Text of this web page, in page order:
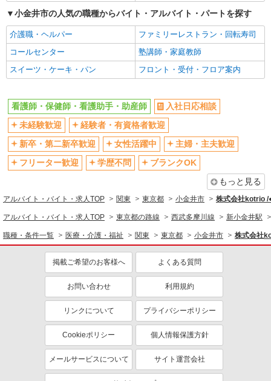
エルダー（50代～）活躍中
シニア（60代～）活躍中
高収入・高額
ボーナス・賞与あり
昇給あり
完全週休2日制
フルタイム歓迎
禁煙・分煙
駅直結・駅チカ
車通勤OK
残業少なめ（月20h未満）
交通費支給
社会保険あり
産休・育休取得実績あり
退職金・財形貯蓄制度あり
各種手当（家族・役職・インセン
ティブなど）あり
資格取得支援制度あり
同じ職種から求人を探す
医療・介護・福祉
看護師・保健師・看護助手・助産師
同じ特徴から求人を探す
未経験歓迎
ミドル（40代～）活躍中
ボーナス・賞与あり
車通勤OK
社会保険あり
産休・育休取得実績あり
小金井市の人気の職種からバイト・アルバイト・パートを探す
介護職・ヘルパー
ファミリーレストラン・回転寿司
コールセンター
塾講師・家庭教師
スイーツ・ケーキ・パン
フロント・受付・フロア案内
看護師・保健師・看護助手・助産師
入社日応相談
未経験歓迎
経験者・有資格者歓迎
新卒・第二新卒歓迎
女性活躍中
主婦・主夫歓迎
フリーター歓迎
学歴不問
ブランクOK
もっと見る
アルバイト・バイト・求人TOP 関東 東京都 小金井市 株式会社kotrio /
アルバイト・バイト・求人TOP 東京都の路線 西武多摩川線 新小金井駅
職種・条件一覧 医療・介護・福祉 関東 東京都 小金井市 株式会社
掲載ご希望のお客様へ よくある質問
お問い合わせ 利用規約
リンクについて プライバシーポリシー
Cookieポリシー 個人情報保護方針
メールサービスについて サイト運営会社